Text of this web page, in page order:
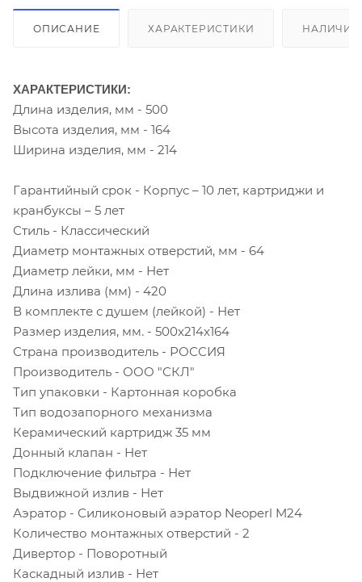
ОПИСАНИЕ ХАРАКТЕРИСТИКИ НАЛИЧИЕ
ХАРАКТЕРИСТИКИ:
Длина изделия, мм - 500
Высота изделия, мм - 164
Ширина изделия, мм - 214
Гарантийный срок - Корпус – 10 лет, картриджи и
кранбуксы – 5 лет
Стиль - Классический
Диаметр монтажных отверстий, мм - 64
Диаметр лейки, мм - Нет
Длина излива (мм) - 420
В комплекте с душем (лейкой) - Нет
Размер изделия, мм. - 500x214x164
Страна производитель - РОССИЯ
Производитель - ООО "СКЛ"
Тип упаковки - Картонная коробка
Тип водозапорного механизма
Керамический картридж 35 мм
Донный клапан - Нет
Подключение фильтра - Нет
Выдвижной излив - Нет
Аэратор - Силиконовый аэратор Neoperl M24
Количество монтажных отверстий - 2
Дивертор - Поворотный
Каскадный излив - Нет